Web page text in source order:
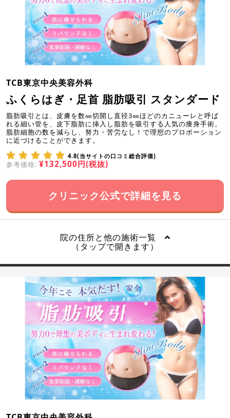
TCB東京中央美容外科
ふくらはぎ・足首 脂肪吸引 スタンダード
脂肪吸引とは、皮膚を数㎜切開し直径3㎜ほどのカニューレと呼ば
れる細い管を、皮下脂肪に挿入し脂肪を吸引する人気の痩身手術。
脂肪細胞の数を減らし、努力・苦労なし！で理想のプロポーション
に近づけることができます。
4.8(当サイトの口コミ総合評価)
参考価格: ¥132,500円(税抜)
クリニック公式で詳細を見る
院の住所と他の施術一覧
（タップで開きます）